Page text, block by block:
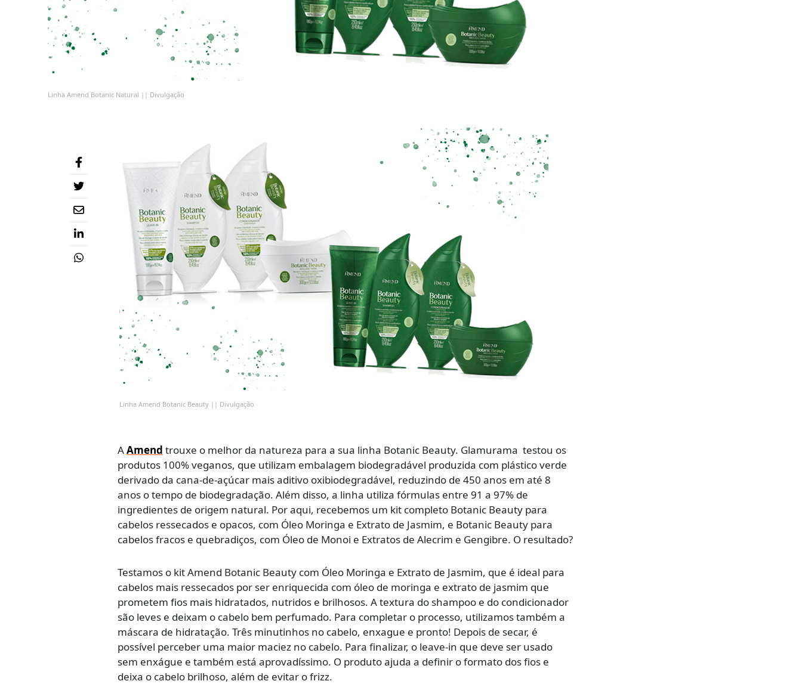
Linha Amend Botanic Natural || Divulgação
Linha Amend Botanic Beauty || Divulgação
AAmend trouxe o melhor da natureza para a sua linha Botanic Beauty. Glamurama testou os
produtos 100% veganos, que utilizam embalagem biodegradável produzida com plástico verde
derivado da cana-de-açúcar mais aditivo oxibiodegradável, reduzindo de 450 anos em até 8
anos o tempo de biodegradação. Além disso, a linha utiliza fórmulas entre 91 a 97% de
ingredientes de origem natural. Por aqui, recebemos um kit completo Botanic Beauty para
cabelos ressecados e opacos, com Óleo Moringa e Extrato de Jasmim, e Botanic Beauty para
cabelos fracos e quebradiços, com Óleo de Monoi e Extratos de Alecrim e Gengibre. O resultado?
Testamos o kit Amend Botanic Beauty com Óleo Moringa e Extrato de Jasmim, que é ideal para
cabelos mais ressecados por ser enriquecida com óleo de moringa e extrato de jasmim que
prometem fios mais hidratados, nutridos e brilhosos. A textura do shampoo e do condicionador
são leves e deixam o cabelo bem perfumado. Para completar o processo, utilizamos também a
máscara de hidratação. Três minutinhos no cabelo, enxague e pronto! Depois de secar, é
possível perceber uma maior maciez no cabelo. Para finalizar, o leave-in que deve ser usado
sem enxágue e também está aprovadíssimo. O produto ajuda a definir o formato dos fios e
deixa o cabelo brilhoso, além de evitar o frizz.